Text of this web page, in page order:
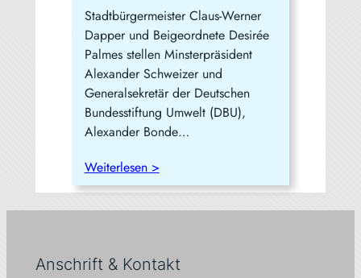
Stadtbürgermeister Claus-Werner
Dapper und Beigeordnete Desirée
Palmes stellen Minsterpräsident
Alexander Schweizer und
Generalsekretär der Deutschen
Bundesstiftung Umwelt (DBU),
Alexander Bonde…
Weiterlesen >
Anschrift & Kontakt